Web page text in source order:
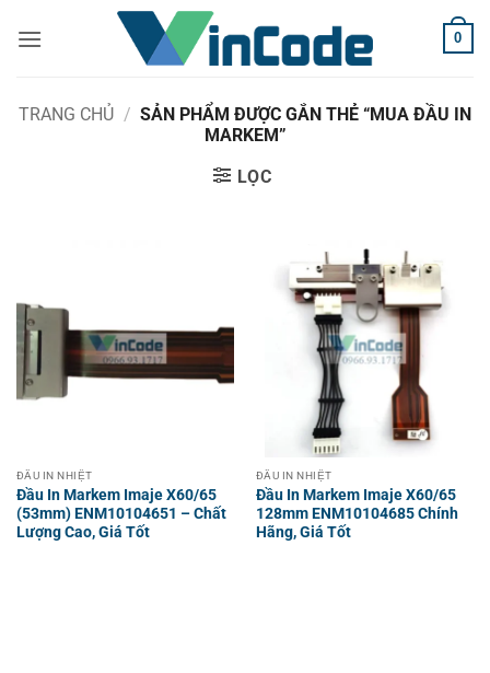
qua
0
TRANG CHỦ / SẢN PHẨM ĐƯỢC GẮN THẺ “MUA ĐẦU IN
MARKEM”
LỌC
ĐẦU IN NHIỆT
Đầu In Markem Imaje X60/65
(53mm) ENM10104651 – Chất
Lượng Cao, Giá Tốt
ĐẦU IN NHIỆT
Đầu In Markem Imaje X60/65
128mm ENM10104685 Chính
Hãng, Giá Tốt